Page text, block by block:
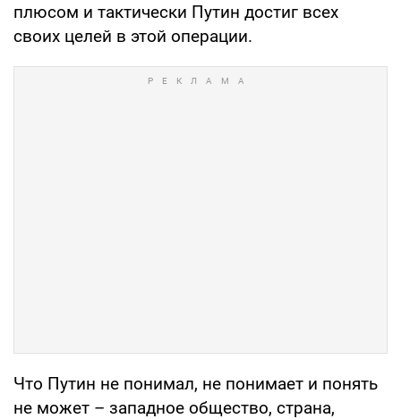
плюсом и тактически Путин достиг всех
своих целей в этой операции.
Что Путин не понимал, не понимает и понять
не может – западное общество, страна,